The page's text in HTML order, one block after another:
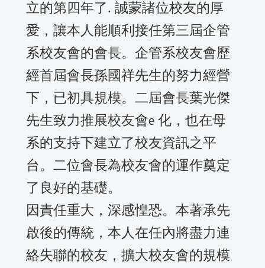
立的第四年了. 誠蒙諸位校友的厚
愛，讓本人能順利接任第三屆企管
系校友會的會長。企管系校友會歷
經首屆會長孫國祥先生的努力經營
下，已初具規模。二屆會長葉光傑
先生致力推展校友會e 化，也在母
系的支持下建立了校友資訊之平
台。二位會長為校友會的運作奠定
了良好的基礎。
因責任重大，深感惶恐。本著承先
啟後的傳統，本人在任內將盡力連
絡失聯的校友，擴大校友會的規模